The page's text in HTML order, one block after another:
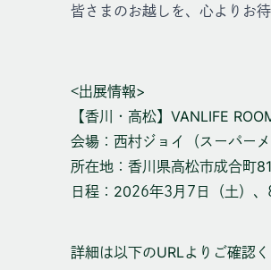
皆さまのお越しを、心よりお
<出展情報>
【香川・高松】VANLIFE
会場： 西村ジョイ（スーパー
所在地： 香川県高松市成合町
日程： 2026年3月7日（土）
詳細は以下のURLよりご確認